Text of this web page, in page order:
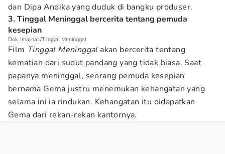
dan Dipa Andika yang duduk di bangku produser.
3. Tinggal Meninggal bercerita tentang pemuda
kesepian
Dok. Imajinari/Tinggal Meninggal
Film Tinggal Meninggalakan bercerita tentang
kematian dari sudut pandang yang tidak biasa. Saat
papanya meninggal, seorang pemuda kesepian
bernama Gema justru menemukan kehangatan yang
selama ini ia rindukan. Kehangatan itu didapatkan
Gema dari rekan-rekan kantornya.